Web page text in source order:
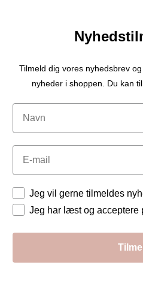
Tilmeld dig vores nyhedsbrev
nyheder i shoppen. Du kan
Navn
Email
Tilladelser
Jeg vil gerne tilmeldes
Jeg har læst og acceptere